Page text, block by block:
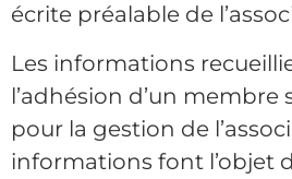
écrite préalable de
Les informations
l’adhésion d’un membre
pour la gestion de
informations font l’objet